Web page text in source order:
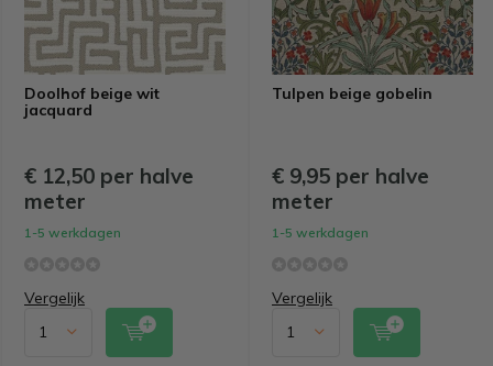
Doolhof beige wit
jacquard
€ 12,50 per halve
meter
1-5 werkdagen
Vergelijk
Tulpen beige gobelin
€ 9,95 per halve
meter
1-5 werkdagen
Vergelijk